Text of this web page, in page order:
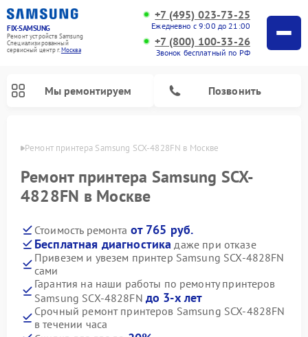
FIX-SAMSUNG
Ремонт устройств Samsung
Специализированный
cервисный центр г.Москва
+7 (495) 023-73-25
Ежедневно с 9:00 до 21:00
+7 (800) 100-33-26
Звонок бесплатный по РФ
Мы ремонтируем Позвонить
Ремонт принтера Samsung SCX-4828FN в Москве
Ремонт принтера Samsung SCX-
4828FN в Москве
Стоимость ремонта от 765 руб.
Бесплатная диагностика даже при отказе
Привезем и увезем принтер Samsung SCX-4828FN
сами
Гарантия на наши работы по ремонту принтеров
Samsung SCX-4828FN до 3-х лет
Срочный ремонт принтеров Samsung SCX-4828FN
в течении часа